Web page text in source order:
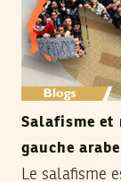
Salafisme et
gauche
Le salafisme